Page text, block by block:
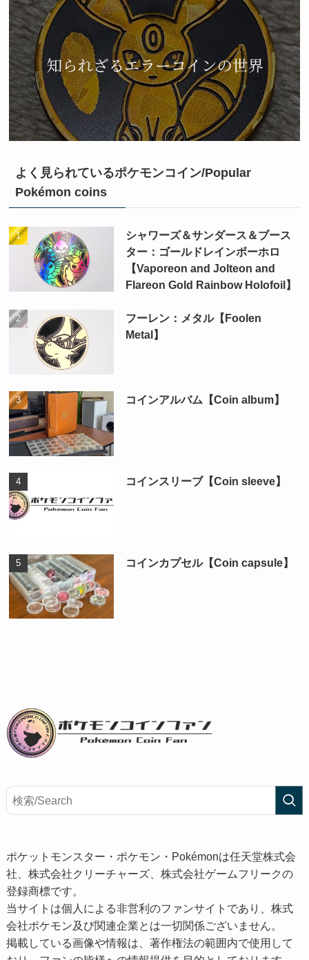
よく見られているポケモンコイン/Popular
Pokémon coins
シャワーズ＆サンダース＆ブース
ター：ゴールドレインボーホロ
【Vaporeon and Jolteon and
Flareon Gold Rainbow Holofoil】
フーレン：メタル【Foolen
Metal】
コインアルバム【Coin album】
コインスリーブ【Coin sleeve】
コインカプセル【Coin capsule】
ポケットモンスター・ポケモン・Pokémonは任天堂株式会
社、株式会社クリーチャーズ、株式会社ゲームフリークの
登録商標です。
当サイトは個人による非営利のファンサイトであり、株式
会社ポケモン及び関連企業とは一切関係ございません。
掲載している画像や情報は、著作権法の範囲内で使用して